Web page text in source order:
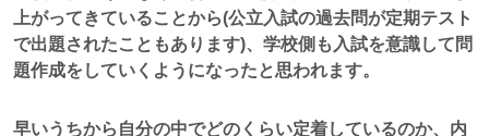
上がってきていることから(公立入試の過去問が定期テスト
で出題されたこともあります)、学校側も入試を意識して問
題作成をしていくようになったと思われます。
早いうちから自分の中でどのくらい定着しているのか、内